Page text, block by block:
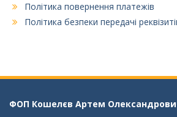
Політика повернення платежів
Політика безпеки передачі
ФОП Кошелєв Aртем